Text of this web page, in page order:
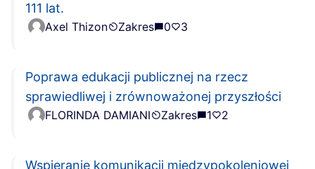
111 lat.
Axel Thizon Zakres 0 3
Poprawa edukacji publicznej na rzecz
sprawiedliwej i zrównoważonej przyszłości
FLORINDA DAMIANI Zakres 1 2
Wspieranie komunikacji międzypokoleniowej